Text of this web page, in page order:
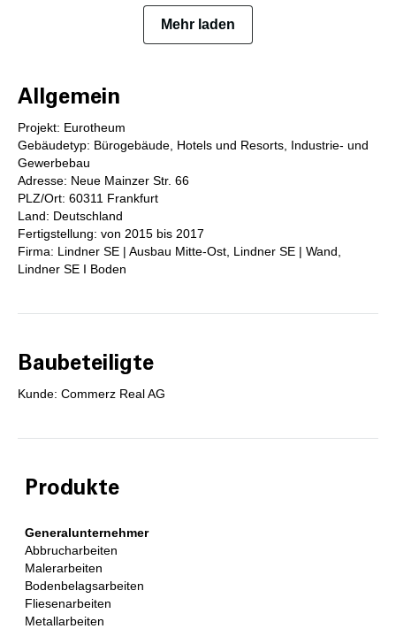
Mehr laden
Allgemein
Projekt: Eurotheum
Gebäudetyp: Bürogebäude, Hotels und Resorts, Industrie- und
Gewerbebau
Adresse: Neue Mainzer Str. 66
PLZ/Ort: 60311 Frankfurt
Land: Deutschland
Fertigstellung: von 2015 bis 2017
Firma: Lindner SE | Ausbau Mitte-Ost, Lindner SE | Wand,
Lindner SE I Boden
Baubeteiligte
Kunde: Commerz Real AG
Produkte
Generalunternehmer
Abbrucharbeiten
Malerarbeiten
Bodenbelagsarbeiten
Fliesenarbeiten
Metallarbeiten